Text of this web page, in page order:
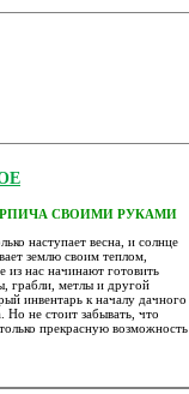
СВОИМИ РУКАМИ
наступает весна, и солнце
землю своим теплом,
из нас начинают готовить
грабли, метлы и другой
инвентарь к началу дачного
Но не стоит забывать, что
прекрасную возможность